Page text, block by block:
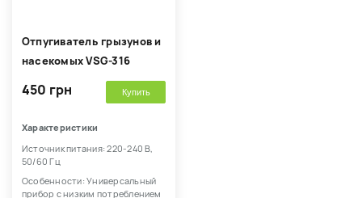
Отпугиватель грызунов и
насекомых VSG-316
450 грн Купить
Характеристики
Источник питания: 220-240 В,
50/60 Гц
Особенности: Универсальный
прибор с низким потреблением